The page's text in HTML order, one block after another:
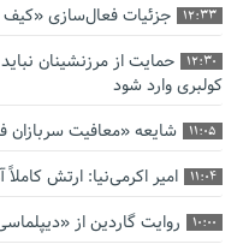
12:33 جزئیات فعال‌سازی «کیف
12:30
حمایت از مرزنشینان
کولبری وارد شود
11:05 شایعه «معافیت
11:04 امیر اکرمی‌نیا: ارتش
10:00 روایت گاردین از